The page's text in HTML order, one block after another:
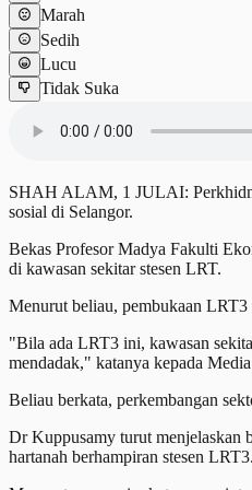
Marah
Sedih
Lucu
Tidak Suka
SHAH ALAM, 1 JULAI:
sosial di Selangor.
Bekas Profesor Madya Fakulti
di kawasan sekitar stesen LRT.
Menurut beliau, pembukaan LRT3
"Bila ada LRT3 ini, kawasan
mendadak," katanya kepada
Beliau berkata, perkembangan
Dr Kuppusamy turut menjelaskan
hartanah berhampiran stesen LRT3.